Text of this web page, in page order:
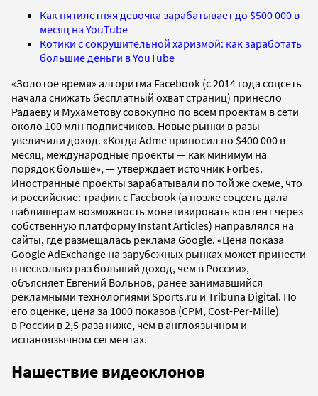
Как пятилетняя девочка зарабатывает до $500 000 в
месяц на YouTube
Котики с сокрушительной харизмой: как заработать
большие деньги в YouTube
«Золотое время» алгоритма Facebook (с 2014 года соцсеть
начала снижать бесплатный охват страниц) принесло
Радаеву и Мухаметову совокупно по всем проектам в сети
около 100 млн подписчиков. Новые рынки в разы
увеличили доход. «Когда Adme приносил по $400 000 в
месяц, международные проекты — как минимум на
порядок больше», — утверждает источник Forbes.
Иностранные проекты зарабатывали по той же схеме, что
и российские: трафик с Facebook (а позже соцсеть дала
паблишерам возможность монетизировать контент через
собственную платформу Instant Articles) направлялся на
сайты, где размещалась реклама Google. «Цена показа
Google AdExchange на зарубежных рынках может принести
в несколько раз больший доход, чем в России», —
объясняет Евгений Вольнов, ранее занимавшийся
рекламными технологиями Sports.ru и Tribuna Digital. По
его оценке, цена за 1000 показов (CPM, Cost-Per-Mille)
в России в 2,5 раза ниже, чем в англоязычном и
испаноязычном сегментах.
Нашествие видеоклонов